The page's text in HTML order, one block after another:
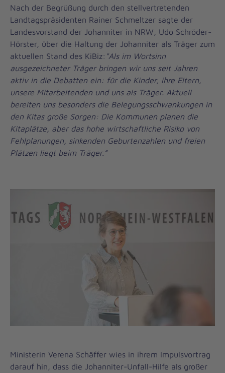
Nach der Begrüßung durch den stellvertretenden
Landtagspräsidenten Rainer Schmeltzer sagte der
Landesvorstand der Johanniter in NRW, Udo Schröder-
Hörster, über die Haltung der Johanniter als Träger zum
aktuellen Stand des KiBiz: "Als im Wortsinn
ausgezeichneter Träger bringen wir uns seit Jahren
aktiv in die Debatten ein: für die Kinder, ihre Eltern,
unsere Mitarbeitenden und uns als Träger. Aktuell
bereiten uns besonders die Belegungsschwankungen in
den Kitas große Sorgen: Die Kommunen planen die
Kitaplätze, aber das hohe wirtschaftliche Risiko von
Fehlplanungen, sinkenden Geburtenzahlen und freien
Plätzen liegt beim Träger.”
Ministerin Verena Schäffer wies in ihrem Impulsvortrag
darauf hin, dass die Johanniter-Unfall-Hilfe als großer